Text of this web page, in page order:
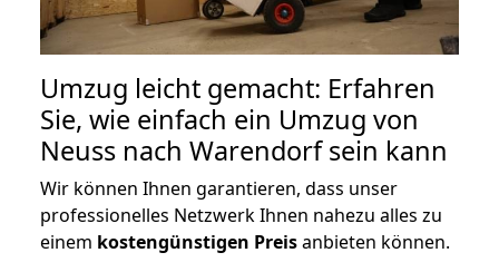
Umzug leicht gemacht: Erfahren
Sie, wie einfach ein Umzug von
Neuss nach Warendorf sein kann
Wir können Ihnen garantieren, dass unser
professionelles Netzwerk Ihnen nahezu alles zu
einem kostengünstigen Preisanbieten können.